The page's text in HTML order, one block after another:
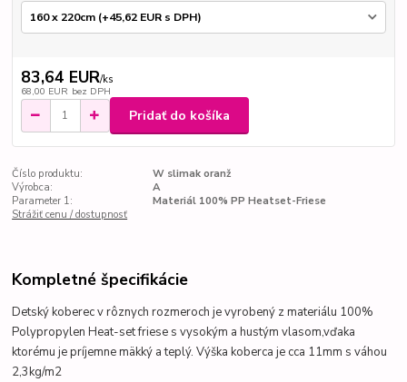
83,64 EUR/ks
68,00 EUR bez DPH
Pridať do košíka
Číslo produktu:
W slimak oranž
Výrobca:
A
Parameter 1:
Materiál 100% PP Heatset-Friese
Strážiť cenu / dostupnosť
Kompletné špecifikácie
Detský koberec v rôznych rozmeroch je vyrobený z materiálu 100%
Polypropylen Heat-set friese s vysokým a hustým vlasom,vďaka
ktorému je príjemne mäkký a teplý. Výška koberca je cca 11mm s váhou
2,3kg/m2